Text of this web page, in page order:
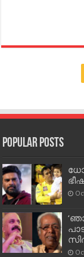
Popular Posts